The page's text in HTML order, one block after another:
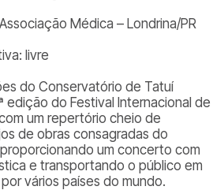
Médica – Londrina/PR
livre
do Conservatório de Tatuí
edição do Festival Internacional de
um repertório cheio de
de obras consagradas do
um concerto com
e transportando o público em
vários países do mundo.